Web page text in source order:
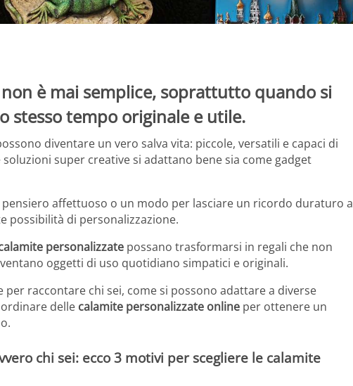
è mai semplice, soprattutto quando si
stesso tempo originale e utile.
diventare un vero salva vita: piccole, versatili e capaci di
super creative si adattano bene sia come gadget
affettuoso o un modo per lasciare un ricordo duraturo a
possibilità di personalizzazione.
personalizzate possano trasformarsi in regali che non
oggetti di uso quotidiano simpatici e originali.
raccontare chi sei, come si possono adattare a diverse
delle calamite personalizzate online per ottenere un
chi sei: ecco 3 motivi per scegliere le calamite